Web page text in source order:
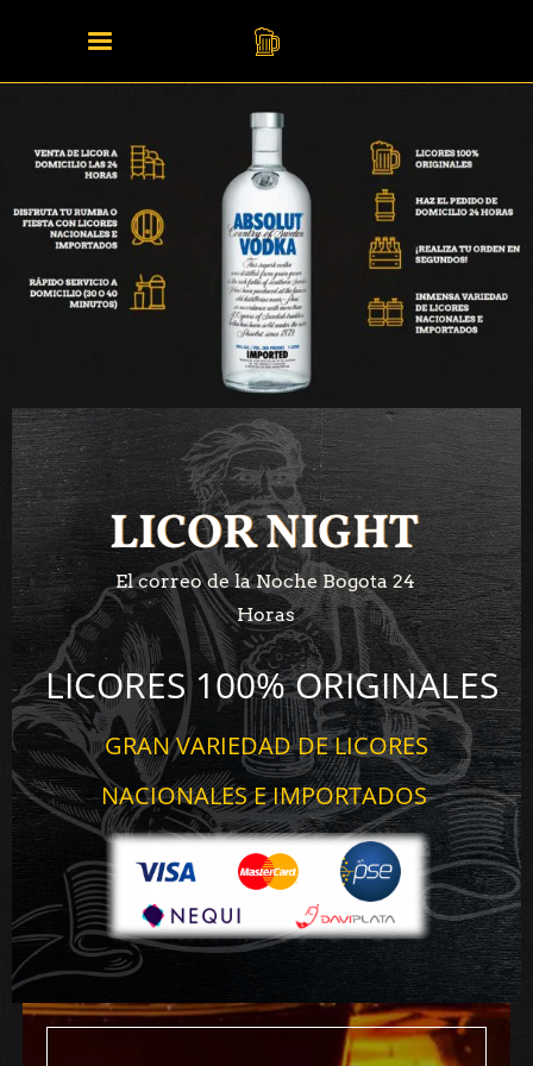
LICOR NIGHT
LICOR NIGHT
El correo de la Noche Bogota 24
Horas
LICORES 100% ORIGINALES
GRAN VARIEDAD DE LICORES
NACIONALES E IMPORTADOS